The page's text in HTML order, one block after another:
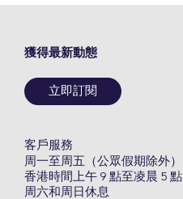
獲得最新動態
立即訂閱
客戶服務
周一至周五（公眾假期除外）
香港時間上午 9 點至凌晨 5 點
周六和周日休息